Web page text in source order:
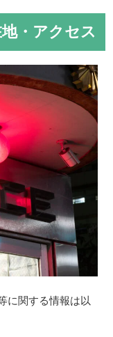
・アクセス
に関する情報は以